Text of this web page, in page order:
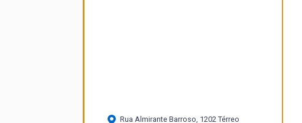
Rua Almirante Barroso, 1202 Térreo